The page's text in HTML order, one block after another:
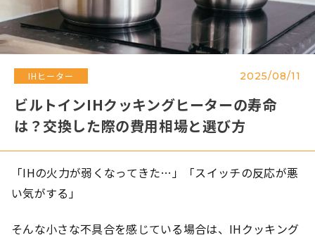
ビルトインIHクッキングヒーターの寿命
は？交換した際の費用相場と選び方
IHヒーター 2025/08/11
「IHの火力が弱くなってきた…」「スイッチの反応が悪
い気がする」
そんな小さな不具合を感じている場合は、IHクッキング